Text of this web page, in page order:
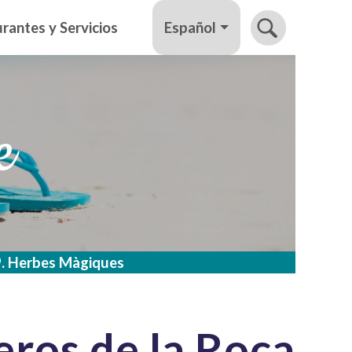
y Servicios Español
Herbes Màgiques